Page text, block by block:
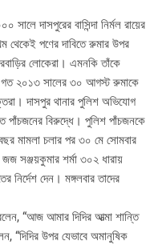
সালে দাসপুরের বাসিন্দা নির্মল রায়ের
থেকেই পণের দাবিতে রুমার উপর
লোকেরা। এমনকি তাঁকে
গত ২০১৩ সালের ৩০ আগস্ট রুমাকে
দাসপুর থানার পুলিশ অভিযোগ
বিরুদ্ধে। পুলিশ পাঁচজনকে
মামলা চলার পর ৩০ মে সোমবার
সঞ্জয়কুমার শর্মা ৩০২ ধারায়
নির্দেশ দেন। মঙ্গলবার তাদের
“আজ আমার দিদির আত্মা শান্তি
“দিদির উপর যেভাবে অমানুষিক